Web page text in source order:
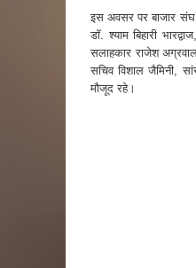
इस अवसर पर बाजार संघ
डॉ. श्याम बिहारी
सलाहकार राजेश
सचिव विशाल जैमिनी,
मौजूद रहे।